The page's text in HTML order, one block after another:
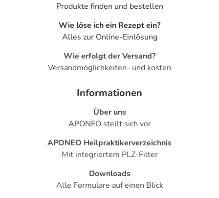
Produkte finden und bestellen
Wie löse ich ein Rezept ein?
Alles zur Online-Einlösung
Wie erfolgt der Versand?
Versandmöglichkeiten- und kosten
Informationen
Über uns
APONEO stellt sich vor
APONEO Heilpraktikerverzeichnis
Mit integriertem PLZ-Filter
Downloads
Alle Formulare auf einen Blick